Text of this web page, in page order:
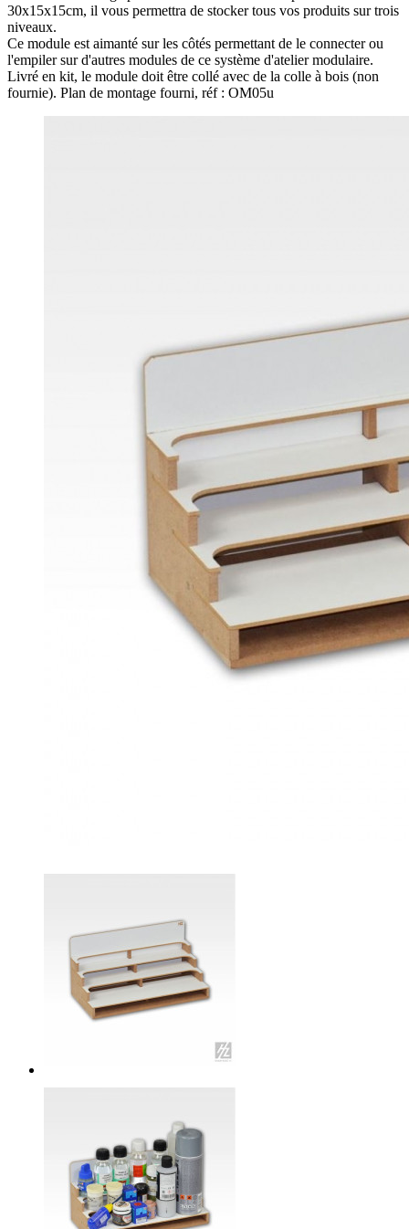
30x15x15cm, il vous permettra de stocker tous vos produits sur trois
niveaux.
Ce module est aimanté sur les côtés permettant de le connecter ou
l'empiler sur d'autres modules de ce système d'atelier modulaire.
Livré en kit, le module doit être collé avec de la colle à bois (non
fournie). Plan de montage fourni, réf : OM05u